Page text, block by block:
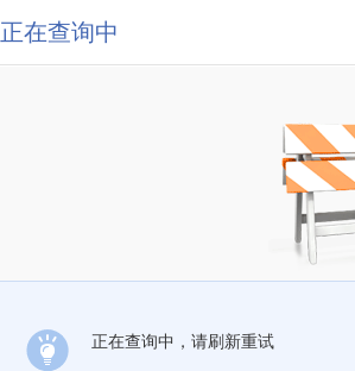
正在查询中
正在查询中，请刷新重试